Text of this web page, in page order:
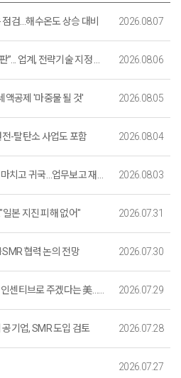
검…해수온도 상승 대비 2026.08.07
“SMR 세액공제, 원전 재도약 발판”... 업계, 전략기술 지정 환영 2026.08.06
액공제 '마중물 될 것' 2026.08.05
-탈탄소 사업도 포함 2026.08.04
이 대통령 미국·남미 3개국 순방 마치고 귀국…업무보고 재개 2026.08.03
본 지진 피해 없어" 2026.07.31
협력 논의 전망 2026.07.30
핵폐기물 처리하는 주에 원전을 인센티브로 주겠다는 美…주민들이 반길까 2026.07.29
공기업, SMR 도입 검토 2026.07.28
2026.07.27